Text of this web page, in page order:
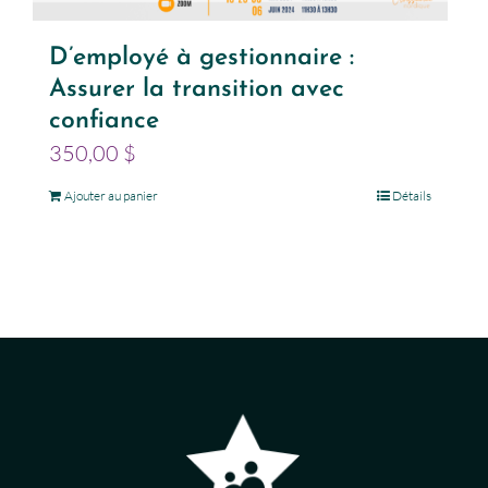
D’employé à gestionnaire :
Assurer la transition avec
confiance
350,00 $
Ajouter au panier Détails